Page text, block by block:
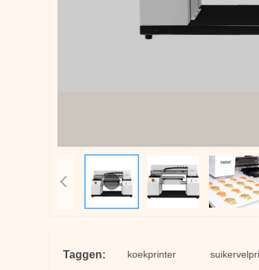
Taggen:
printer koekprinter suikervelprinter